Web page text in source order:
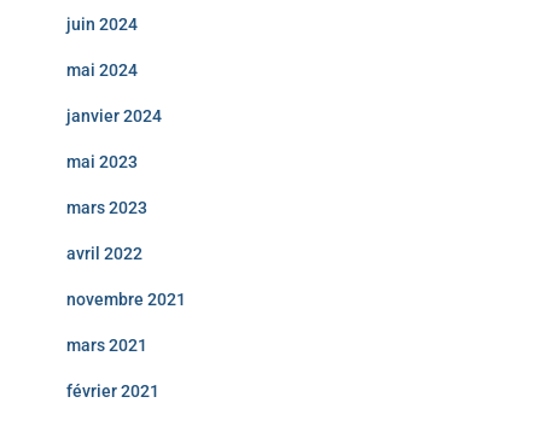
juin 2024
mai 2024
janvier 2024
mai 2023
mars 2023
avril 2022
novembre 2021
mars 2021
février 2021